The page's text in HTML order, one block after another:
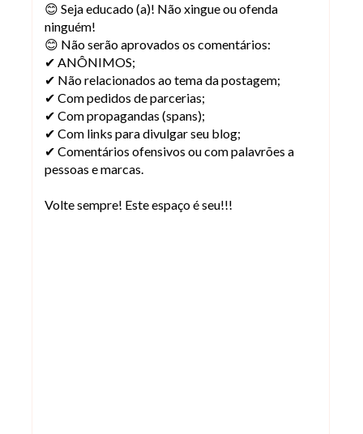
😊 Seja educado (a)! Não xingue ou ofenda
ninguém!
😊 Não serão aprovados os comentários:
✔ ANÔNIMOS;
✔ Não relacionados ao tema da postagem;
✔ Com pedidos de parcerias;
✔ Com propagandas (spans);
✔ Com links para divulgar seu blog;
✔ Comentários ofensivos ou com palavrões a
pessoas e marcas.
Volte sempre! Este espaço é seu!!!